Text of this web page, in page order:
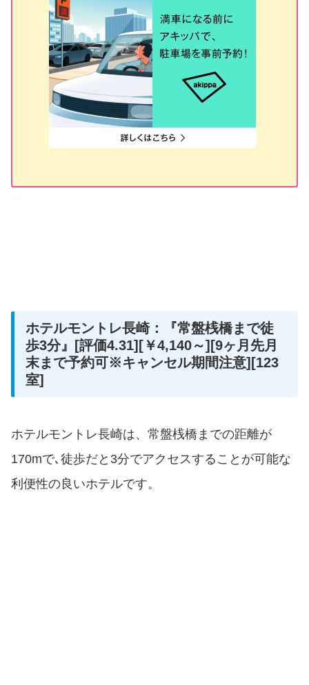
ホテルモントレ長崎：『常盤桟橋まで徒
歩3分』[評価4.31][￥4,140～][9ヶ月先月
末まで予約可※キャンセル期間注意][123
室]
ホテルモントレ長崎は、常盤桟橋までの距離が
170mで､徒歩だと3分でアクセスすることが可能な
利便性の良いホテルです。